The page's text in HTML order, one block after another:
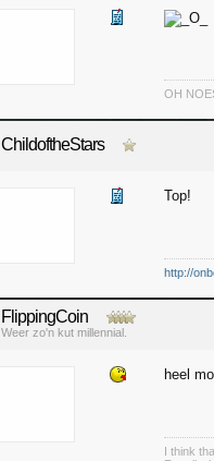
OH
ChildoftheStars
Top!
http://
FlippingCoin
Weer zo'n kut millennial.
heel
I think